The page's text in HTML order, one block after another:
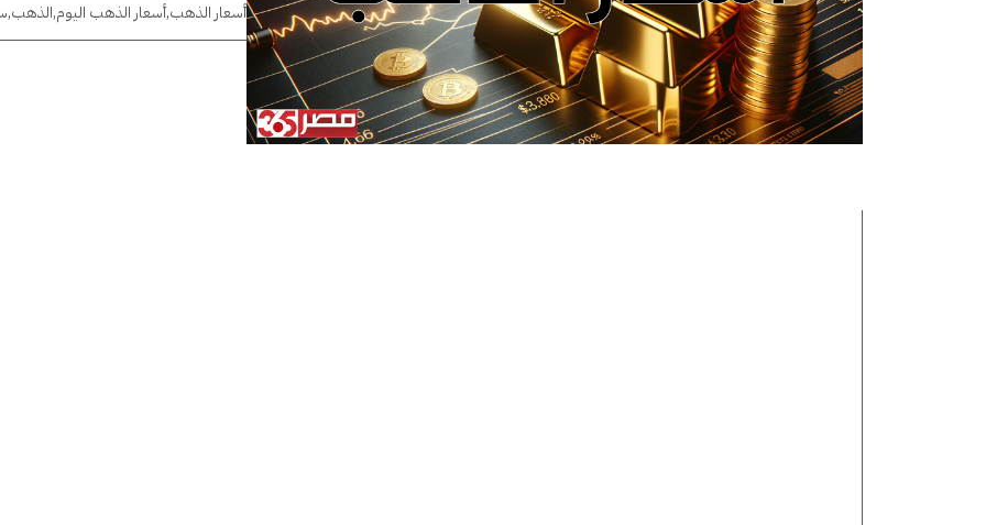
أسعار الذهب,أسعار الذهب اليوم,الذهب,